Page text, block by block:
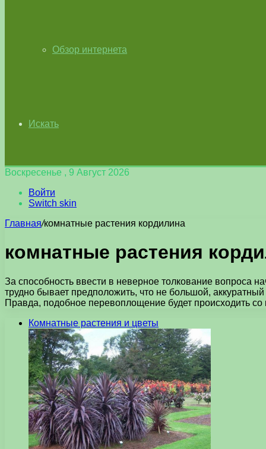
Обзор интернета
Искать
Воскресенье , 9 Август 2026
Войти
Switch skin
Главная/комнатные растения кордилина
комнатные растения
За способность ввести в неверное толкование вопроса
трудно бывает предположить, что не большой,
Правда, подобное перевоплощение будет происходить
Комнатные растения и цветы